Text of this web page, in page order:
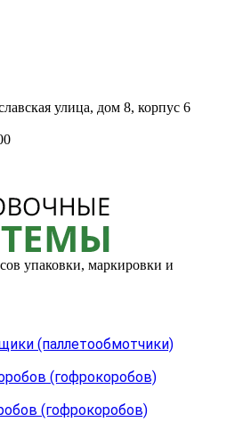
улица, дом 8, корпус 6
упаковки, маркировки и
(паллетообмотчики)
(гофрокоробов)
(гофрокоробов)